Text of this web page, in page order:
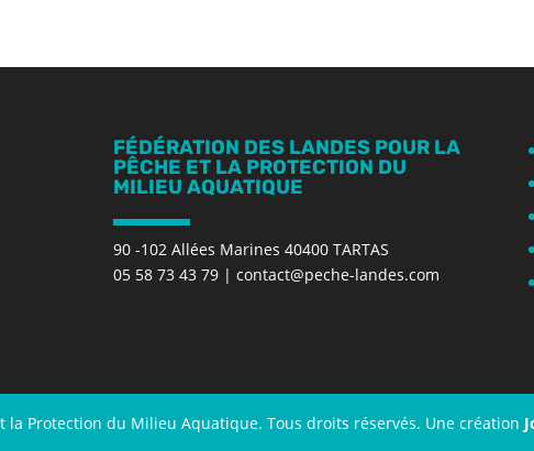
FÉDÉRATION DES LANDES POUR LA
PÊCHE ET LA PROTECTION DU
MILIEU AQUATIQUE
90 -102 Allées Marines 40400 TARTAS
05 58 73 43 79| contact@peche-landes.com
la Protection du Milieu Aquatique. Tous droits réservés. Une création